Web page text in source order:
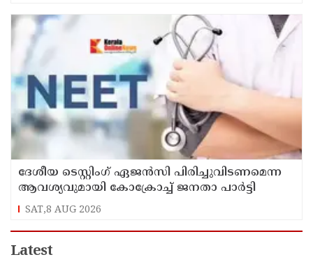
ദേശീയ ടെസ്റ്റിംഗ് ഏജന്‍സി പിരിച്ചുവിടണമെന്ന
ആവശ്യവുമായി കോക്രോച്ച് ജനതാ പാര്‍ട്ടി
SAT,8 AUG 2026
Latest